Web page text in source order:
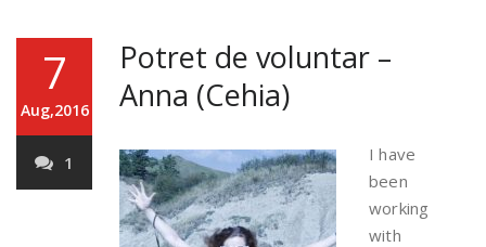
7
Aug,2016
1
Potret de voluntar –
Anna (Cehia)
I have
been
working
with